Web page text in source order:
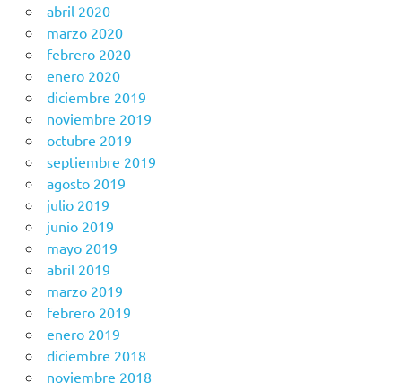
abril 2020
marzo 2020
febrero 2020
enero 2020
diciembre 2019
noviembre 2019
octubre 2019
septiembre 2019
agosto 2019
julio 2019
junio 2019
mayo 2019
abril 2019
marzo 2019
febrero 2019
enero 2019
diciembre 2018
noviembre 2018